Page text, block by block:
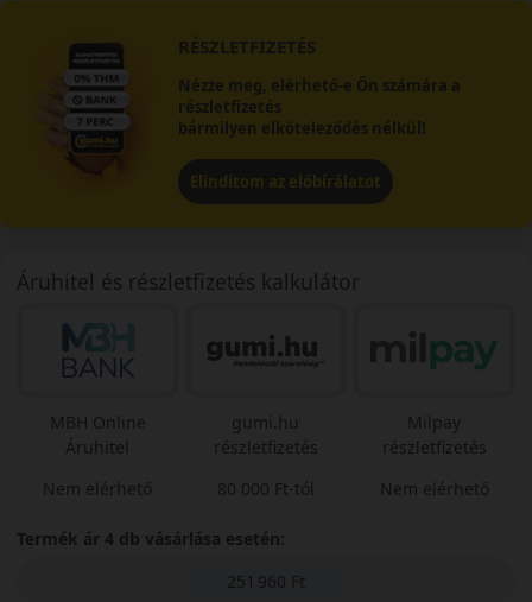
RÉSZLETFIZETÉS
Nézze meg, elérhető-e Ön számára a
részletfizetés
bármilyen elköteleződés nélkül!
Elindítom az előbírálatot
Áruhitel és részletfizetés kalkulátor
MBH Online
Áruhitel
Nem elérhető
gumi.hu
részletfizetés
80 000 Ft-tól
Milpay
részletfizetés
Nem elérhető
Termék ár 4 db vásárlása esetén:
251 960 Ft